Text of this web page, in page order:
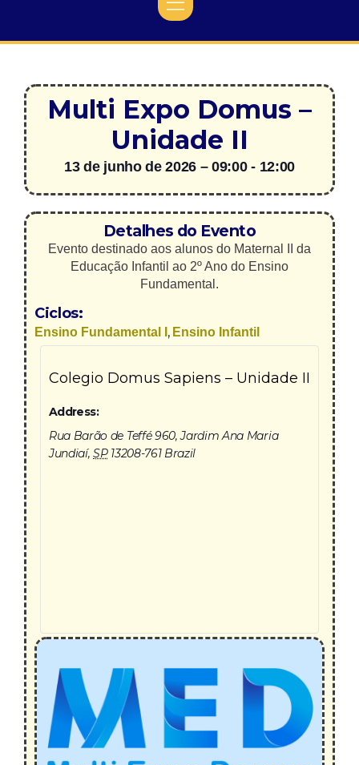
Multi Expo Domus –
Unidade II
13 de junho de 2026 –09:00 - 12:00
Detalhes do Evento
Evento destinado aos alunos do Maternal II da
Educação Infantil ao 2º Ano do Ensino
Fundamental.
Ciclos:
Ensino Fundamental I , Ensino Infantil
Colegio Domus Sapiens – Unidade II
Address:
Rua Barão de Teffé 960, Jardim Ana Maria
Jundiaí, SP 13208-761 Brazil